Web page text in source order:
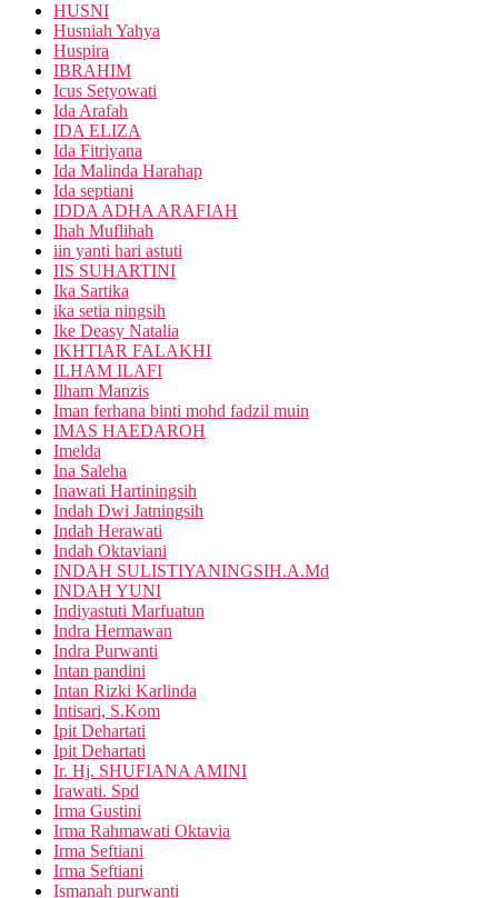
HUSNI
Husniah Yahya
Huspira
IBRAHIM
Icus Setyowati
Ida Arafah
IDA ELIZA
Ida Fitriyana
Ida Malinda Harahap
Ida septiani
IDDA ADHA ARAFIAH
Ihah Muflihah
iin yanti hari astuti
IIS SUHARTINI
Ika Sartika
ika setia ningsih
Ike Deasy Natalia
IKHTIAR FALAKHI
ILHAM ILAFI
Ilham Manzis
Iman ferhana binti mohd fadzil muin
IMAS HAEDAROH
Imelda
Ina Saleha
Inawati Hartiningsih
Indah Dwi Jatningsih
Indah Herawati
Indah Oktaviani
INDAH SULISTIYANINGSIH.A.Md
INDAH YUNI
Indiyastuti Marfuatun
Indra Hermawan
Indra Purwanti
Intan pandini
Intan Rizki Karlinda
Intisari, S.Kom
Ipit Dehartati
Ipit Dehartati
Ir. Hj. SHUFIANA AMINI
Irawati. Spd
Irma Gustini
Irma Rahmawati Oktavia
Irma Seftiani
Irma Seftiani
Ismanah purwanti